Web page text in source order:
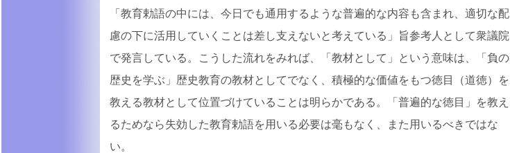
「教育勅語の中には、今日でも通用するような普遍的な内容も含まれ、適切な配
慮の下に活用していくことは差し支えないと考えている」旨参考人として衆議院
で発言している。こうした流れをみれば、「教材として」という意味は、「負の
歴史を学ぶ」歴史教育の教材としてでなく、積極的な価値をもつ徳目（道徳）を
教える教材として位置づけていることは明らかである。「普遍的な徳目」を教え
るためなら失効した教育勅語を用いる必要は毫もなく、また用いるべきではな
い。